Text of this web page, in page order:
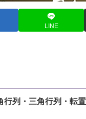
LINE
行列・三角行列・転